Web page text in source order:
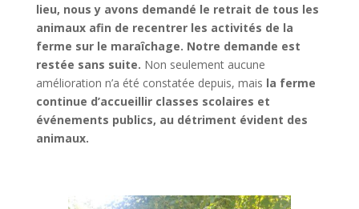
lieu, nous y avons demandé le retrait de tous les
animaux afin de recentrer les activités de la
ferme sur le maraîchage. Notre demande est
restée sans suite. Non seulement aucune
amélioration n’a été constatée depuis, mais la ferme
continue d’accueillir classes scolaires et
événements publics, au détriment évident des
animaux.